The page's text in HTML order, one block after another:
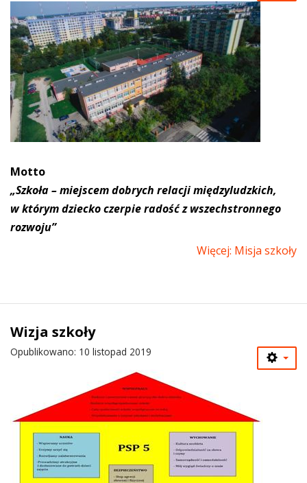
Motto
„Szkoła – miejscem dobrych relacji międzyludzkich,
w którym dziecko czerpie radość z wszechstronnego
rozwoju”
Więcej: Misja szkoły
Wizja szkoły
Opublikowano: 10 listopad 2019